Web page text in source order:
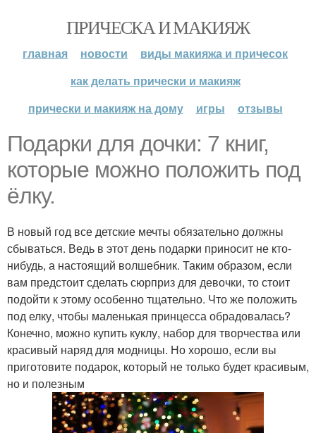
ПРИЧЕСКА И МАКИЯЖ
главная новости
виды макияжа и причесок
как делать прически и макияж
прически и макияж на дому
игры отзывы
Подарки для дочки: 7 книг,
которые можно положить под
ёлку.
В новый год все детские мечты обязательно должны
сбываться. Ведь в этот день подарки приносит не кто-
нибудь, а настоящий волшебник. Таким образом, если
вам предстоит сделать сюрприз для девочки, то стоит
подойти к этому особенно тщательно. Что же положить
под елку, чтобы маленькая принцесса обрадовалась?
Конечно, можно купить куклу, набор для творчества или
красивый наряд для модницы. Но хорошо, если вы
приготовите подарок, который не только будет красивым,
но и полезным